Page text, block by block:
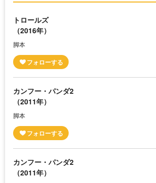
トロールズ
（2016年）
脚本
カンフー・パンダ2
（2011年）
脚本
カンフー・パンダ2
（2011年）